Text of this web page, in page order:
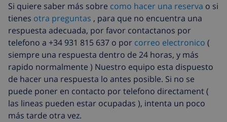
Si quiere saber más sobre como hacer una reserva o si
tienes otra preguntas , para que no encuentra una
respuesta adecuada, por favor contactanos por
telefono a +34 931 815 637 o por correo electronico (
siempre una respuesta dentro de 24 horas, y más
rapido normalmente ) Nuestro equipo esta dispuesto
de hacer una respuesta lo antes posible. Si no se
puede poner en contacto por telefono directament (
las lineas pueden estar ocupadas ), intenta un poco
más tarde otra vez.